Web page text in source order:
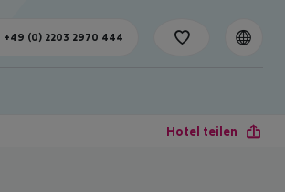
+49 (0) 2203 2970 444
Hotel teilen